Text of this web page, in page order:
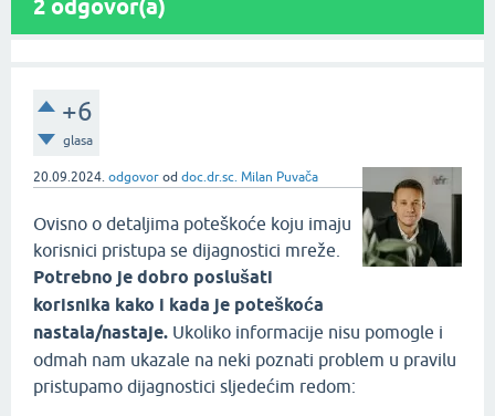
2 odgovor(a)
+6
glasa
20.09.2024. odgovor od doc.dr.sc. Milan Puvača
Ovisno o detaljima poteškoće koju imaju
korisnici pristupa se dijagnostici mreže.
Potrebno je dobro poslušati
korisnika kako i kada je poteškoća
nastala/nastaje. Ukoliko informacije nisu pomogle i
odmah nam ukazale na neki poznati problem u pravilu
pristupamo dijagnostici sljedećim redom: